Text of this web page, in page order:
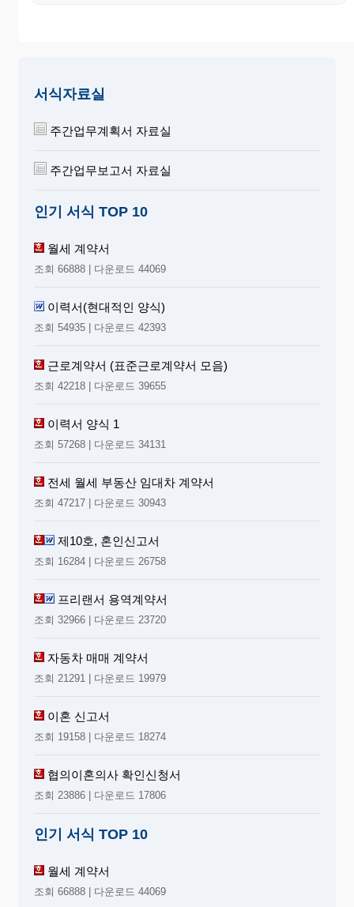
서식자료실
주간업무계획서 자료실
주간업무보고서 자료실
인기 서식 TOP 10
월세 계약서
조회 66888 | 다운로드 44069
이력서(현대적인 양식)
조회 54935 | 다운로드 42393
근로계약서 (표준근로계약서 모음)
조회 42218 | 다운로드 39655
이력서 양식 1
조회 57268 | 다운로드 34131
전세 월세 부동산 임대차 계약서
조회 47217 | 다운로드 30943
제10호, 혼인신고서
조회 16284 | 다운로드 26758
프리랜서 용역계약서
조회 32966 | 다운로드 23720
자동차 매매 계약서
조회 21291 | 다운로드 19979
이혼 신고서
조회 19158 | 다운로드 18274
협의이혼의사 확인신청서
조회 23886 | 다운로드 17806
인기 서식 TOP 10
월세 계약서
조회 66888 | 다운로드 44069